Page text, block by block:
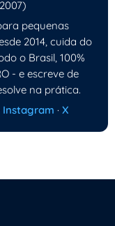
pequenas
2014, cuida do
o Brasil, 100%
- e escreve de
na prática.
Instagram · X